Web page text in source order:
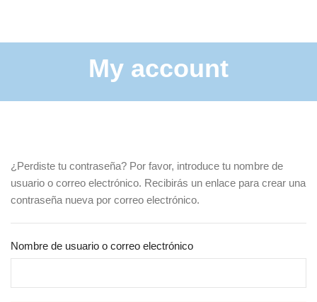
My account
¿Perdiste tu contraseña? Por favor, introduce tu nombre de
usuario o correo electrónico. Recibirás un enlace para crear una
contraseña nueva por correo electrónico.
Nombre de usuario o correo electrónico